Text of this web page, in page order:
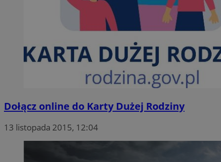
Dołącz online do Karty Dużej Rodziny
13 listopada 2015, 12:04